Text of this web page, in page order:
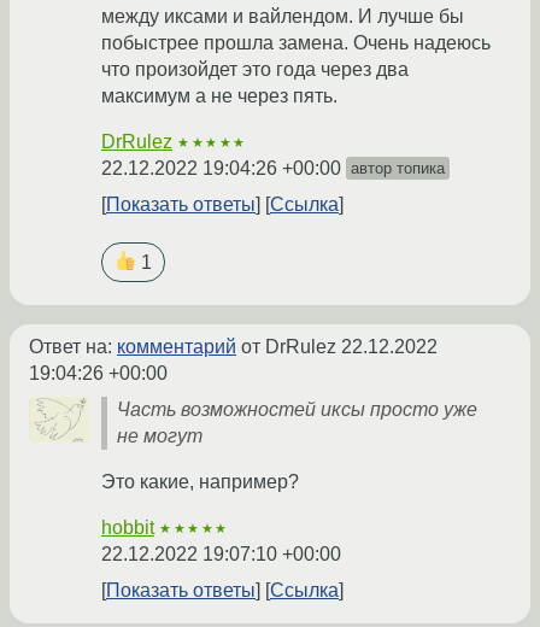
между иксами и вайлендом. И лучше бы
побыстрее прошла замена. Очень надеюсь
что произойдет это года через два
максимум а не через пять.
DrRulez ★★★★★
22.12.2022 19:04:26 +00:00 автор топика
Показать ответы Ссылка
1
Ответ на: комментарий от DrRulez 22.12.2022
19:04:26 +00:00
Часть возможностей иксы просто уже
не могут
Это какие, например?
hobbit ★★★★★
22.12.2022 19:07:10 +00:00
Показать ответы
Ссылка